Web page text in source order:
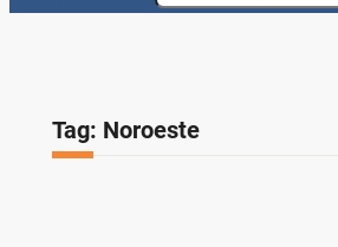
Tag: Noroeste